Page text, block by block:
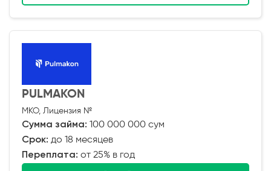
PULMAKON
МКО, Лицензия №
Сумма займа: 100 000 000 сум
Срок: до 18 месяцев
Переплата: от 25% в год